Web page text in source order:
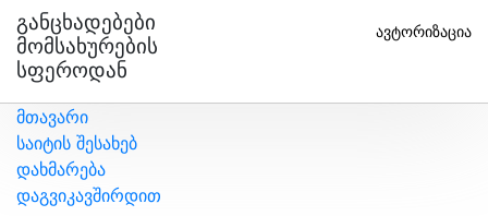
Განცხადებები
Მომსახურების
Სფეროდან
ავტორიზაცია
მთავარი
საიტის შესახებ
დახმარება
დაგვიკავშირდით